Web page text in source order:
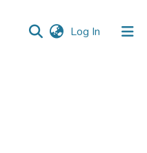
Log In (current)